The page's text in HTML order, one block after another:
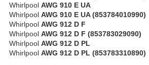
Whirlpool AWG 910 E UA
Whirlpool AWG 910 E UA (853784010990)
Whirlpool AWG 912 D F
Whirlpool AWG 912 D F (853783029090)
Whirlpool AWG 912 D PL
Whirlpool AWG 912 D PL (853783310890)